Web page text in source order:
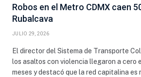
Robos en el Metro CDMX caen
Rubalcava
JULIO 29, 2026
El director del Sistema de Transporte
los asaltos con violencia llegaron a cero
meses y destacó que la red capitalina es